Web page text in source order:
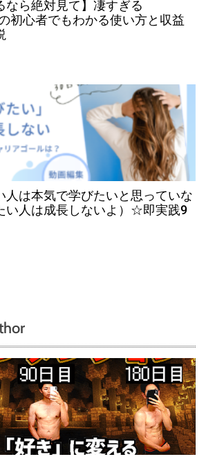
なら絶対見て】凄すぎる
初心者でもわかる使い方と収益
人は本気で学びたいと思っていな
い人は成長しないよ）☆即実践9